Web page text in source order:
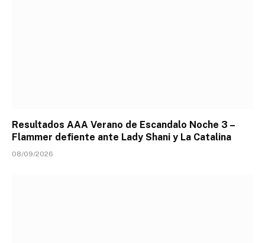
Resultados AAA Verano de Escandalo Noche 3 –
Flammer defiente ante Lady Shani y La Catalina
08/09/2026